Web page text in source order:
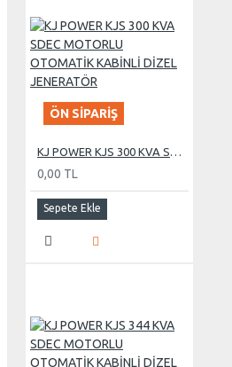
ÖN SIPARIŞ
KJ POWER KJS 300 KVA SDEC MOTORLU OTOMATİK KABİNLİ DİZEL JENERATÖR
0,00 TL
Sepete Ekle